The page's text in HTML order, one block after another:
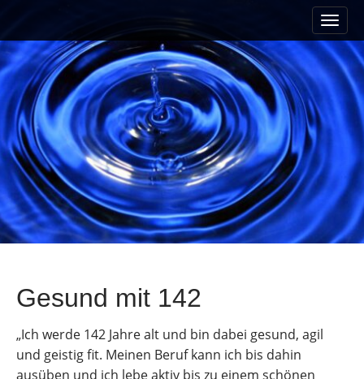
i
n
m
e
i
p
t
o
n
t
e
n
t
Gesund mit 142
„Ich werde 142 Jahre alt und bin dabei gesund, agil
und geistig fit. Meinen Beruf kann ich bis dahin
ausüben und ich lebe aktiv bis zu einem schönen